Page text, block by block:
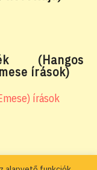
(Hangos
írások)